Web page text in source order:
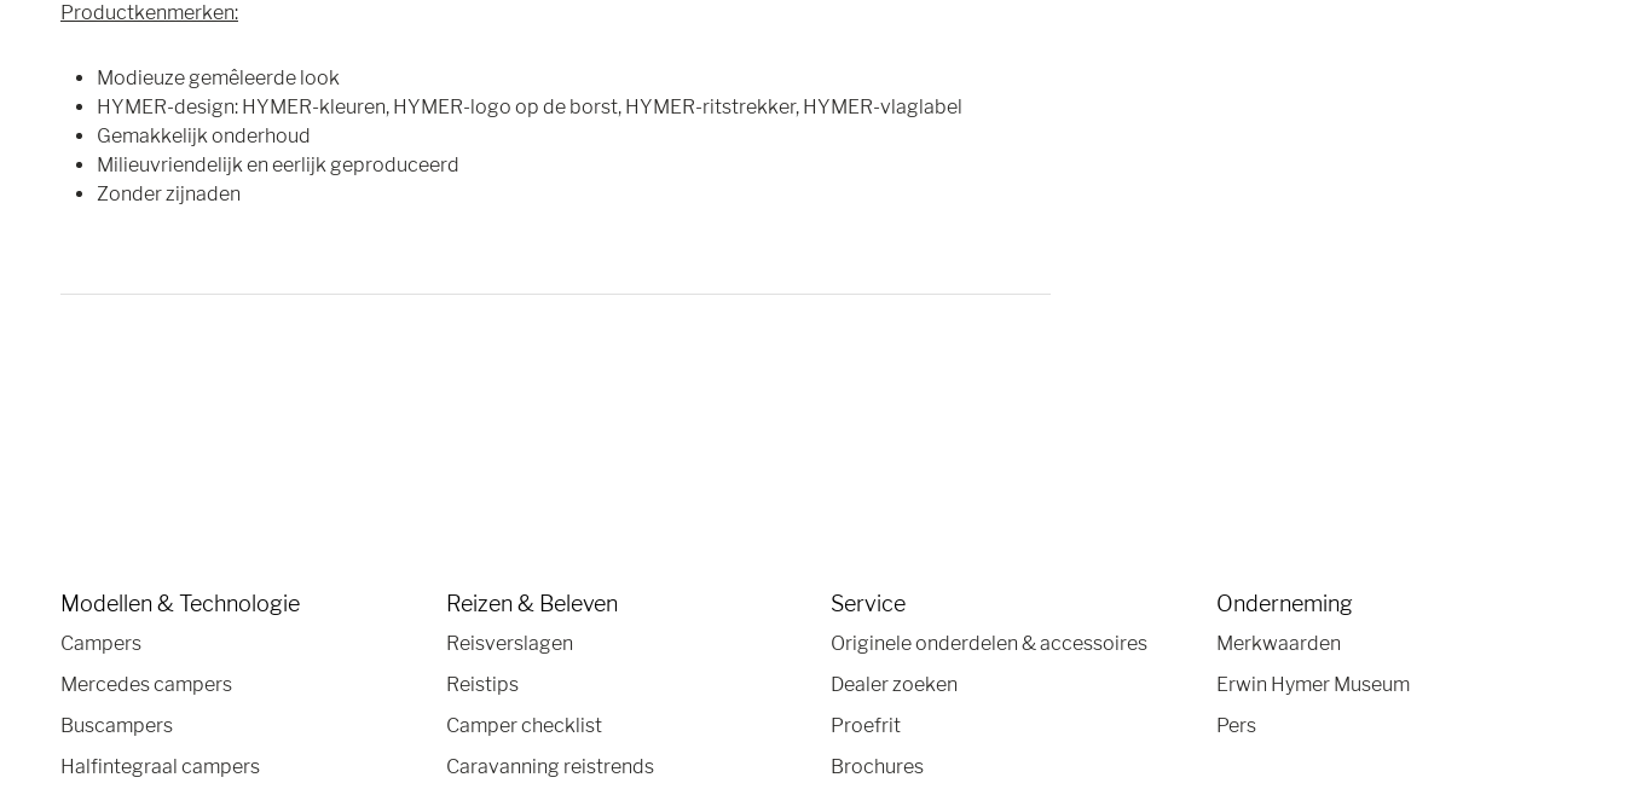
Productkenmerken:
Modieuze gemêleerde look
HYMER-design: HYMER-kleuren, HYMER-logo op de borst, HYMER-ritstrekker, HYMER-vlaglabel
Gemakkelijk onderhoud
Milieuvriendelijk en eerlijk geproduceerd
Zonder zijnaden
Modellen & Technologie
Campers
Mercedes campers
Buscampers
Halfintegraal campers
Reizen & Beleven
Reisverslagen
Reistips
Camper checklist
Caravanning reistrends
Service
Originele onderdelen & accessoires
Dealer zoeken
Proefrit
Brochures
Onderneming
Merkwaarden
Erwin Hymer Museum
Pers